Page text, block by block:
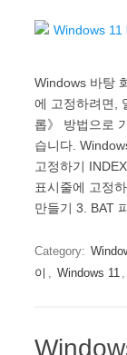
Windows 바탕
에 고정하려면,
롭》 방법으로
습니다.
고정하기
표시줄에 고정
만들기 3. BAT
Category:
이
Windows 11